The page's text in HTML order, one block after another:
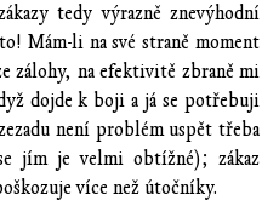
tedy výrazně znevýhodní
Mám-li na své straně moment
zálohy, na efektivitě zbraně mi
dojde k boji a já se potřebuji
není problém uspět třeba
jím je velmi obtížné); zákaz
více než útočníky.